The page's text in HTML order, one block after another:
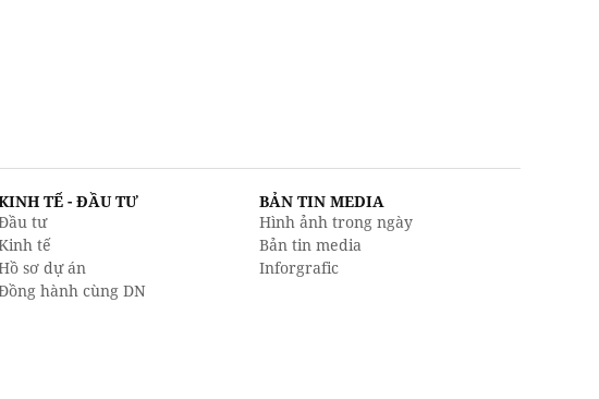
TẾ - ĐẦU TƯ
tư
tế
sơ dự án
hành cùng DN
BẢN TIN MEDIA
Hình ảnh trong ngày
Bản tin media
Inforgrafic